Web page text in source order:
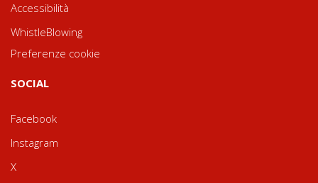
Accessibilità
WhistleBlowing
Preferenze cookie
SOCIAL
Facebook
Instagram
X